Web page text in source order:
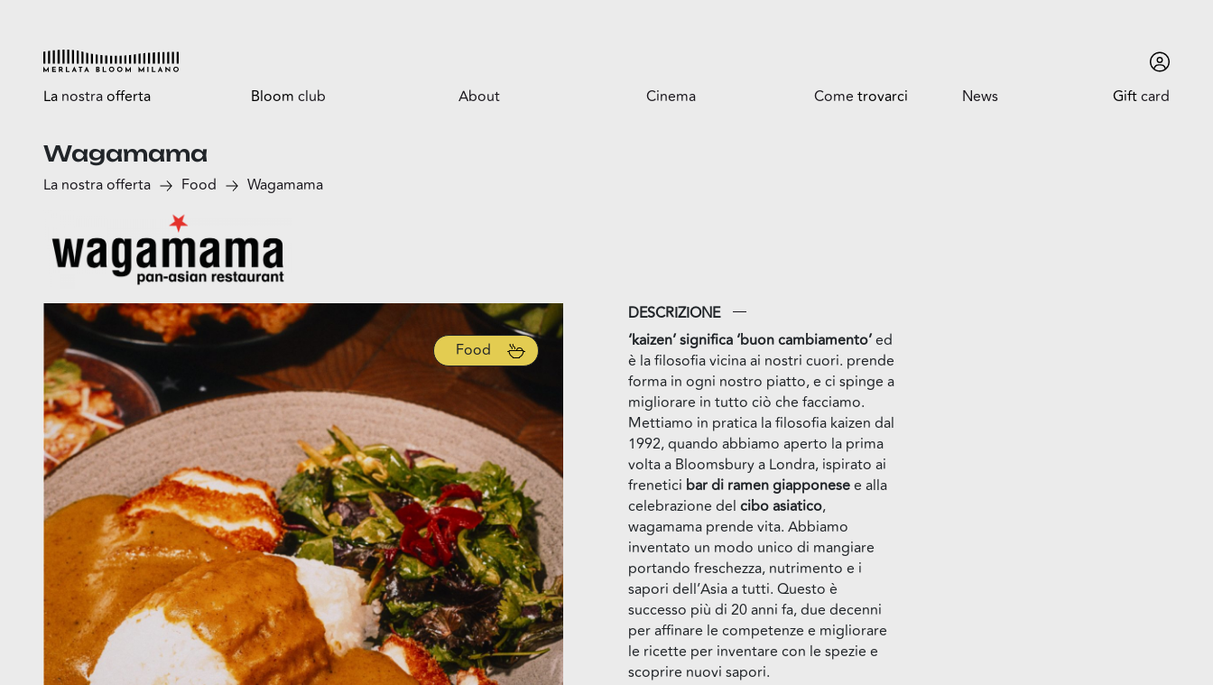
La nostraofferta
Esplora
Shop
Fun
Sport
Esselunga
Bloom club
Bloomtasty
About Cinema Come trovarci News Giftcard
Wagamama
La nostra offerta Food Wagamama
Food
DESCRIZIONE
‘kaizen’ significa ‘buon cambiamento’ed
è la filosofia vicina ai nostri cuori. prende
forma in ogni nostro piatto, e ci spinge a
migliorare in tutto ciò che facciamo.
Mettiamo in pratica la filosofia kaizen dal
1992, quando abbiamo aperto la prima
volta a Bloomsbury a Londra, ispirato ai
frenetici bar di ramen giapponesee alla
celebrazione del cibo asiatico,
wagamama prende vita. Abbiamo
inventato un modo unico di mangiare
portando freschezza, nutrimento e i
sapori dell’Asia a tutti. Questo è
successo più di 20 anni fa, due decenni
per affinare le competenze e migliorare
le ricette per inventare con le spezie e
scoprire nuovi sapori.